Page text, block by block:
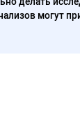
могут